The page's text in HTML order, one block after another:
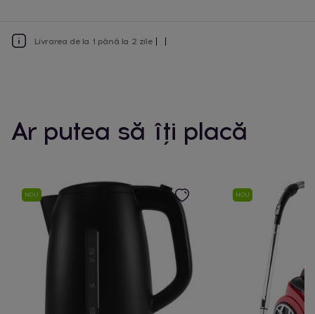
Livrarea de la 1 până la 2 zile
Ar putea să îți placă
NOU NOU